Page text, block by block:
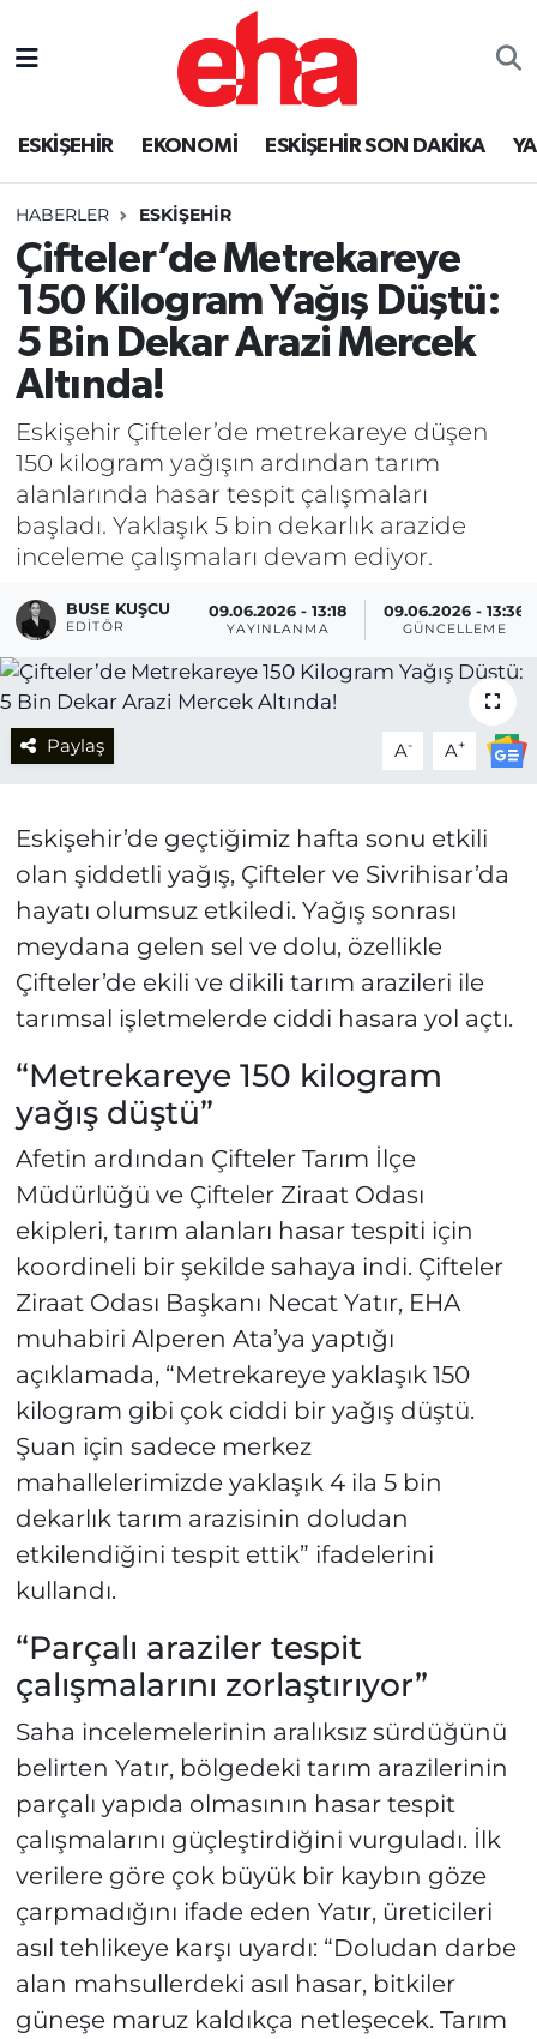
ESKİŞEHİR EKONOMİ ESKİŞEHİR SON DAKİKA
HABERLER ESKİŞEHİR
Çifteler’de Metrekareye
150 Kilogram Yağış Düştü:
5 Bin Dekar Arazi Mercek
Altında!
Eskişehir Çifteler’de metrekareye düşen
150 kilogram yağışın ardından tarım
alanlarında hasar tespit çalışmaları
başladı. Yaklaşık 5 bin dekarlık arazide
inceleme çalışmaları devam ediyor.
BUSE KUŞCU
EDITÖR
09.06.2026 - 13:18
YAYINLANMA
09.06.2026 - 13:36
GÜNCELLEME
Paylaş A- A+
Eskişehir’de geçtiğimiz hafta sonu etkili
olan şiddetli yağış, Çifteler ve Sivrihisar’da
hayatı olumsuz etkiledi. Yağış sonrası
meydana gelen sel ve dolu, özellikle
Çifteler’de ekili ve dikili tarım arazileri ile
tarımsal işletmelerde ciddi hasara yol açtı.
“Metrekareye 150 kilogram
yağış düştü”
Afetin ardından Çifteler Tarım İlçe
Müdürlüğü ve Çifteler Ziraat Odası
ekipleri, tarım alanları hasar tespiti için
koordineli bir şekilde sahaya indi. Çifteler
Ziraat Odası Başkanı Necat Yatır, EHA
muhabiri Alperen Ata’ya yaptığı
açıklamada, “Metrekareye yaklaşık 150
kilogram gibi çok ciddi bir yağış düştü.
Şuan için sadece merkez
mahallelerimizde yaklaşık 4 ila 5 bin
dekarlık tarım arazisinin doludan
etkilendiğini tespit ettik” ifadelerini
kullandı.
“Parçalı araziler tespit
çalışmalarını zorlaştırıyor”
Saha incelemelerinin aralıksız sürdüğünü
belirten Yatır, bölgedeki tarım arazilerinin
parçalı yapıda olmasının hasar tespit
çalışmalarını güçleştirdiğini vurguladı. İlk
verilere göre çok büyük bir kaybın göze
çarpmadığını ifade eden Yatır, üreticileri
asıl tehlikeye karşı uyardı: “Doludan darbe
alan mahsullerdeki asıl hasar, bitkiler
güneşe maruz kaldıkça netleşecek. Tarım